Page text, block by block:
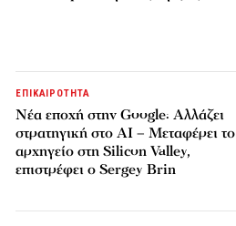
ΕΠΙΚΑΙΡΟΤΗΤΑ
Νέα εποχή στην Google: Αλλάζει
στρατηγική στο AI – Μεταφέρει το
αρχηγείο στη Silicon Valley,
επιστρέφει ο Sergey Brin